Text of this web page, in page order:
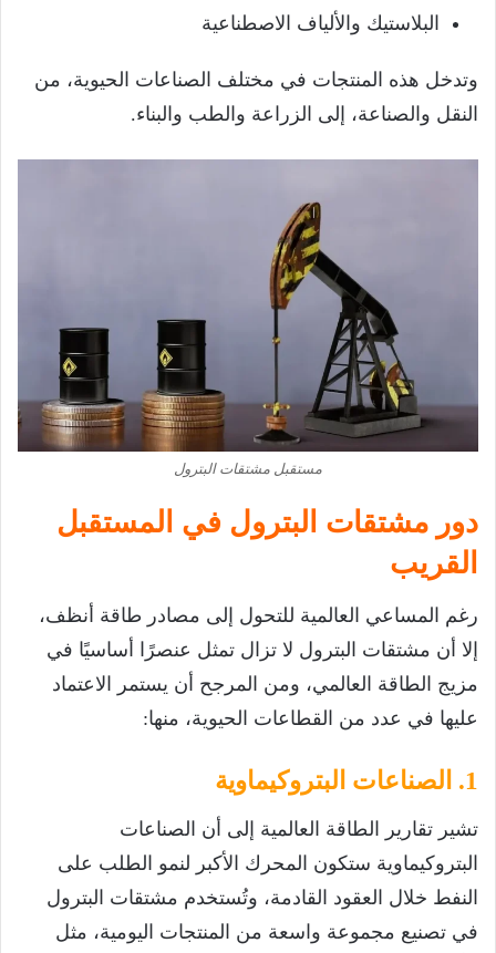
البلاستيك والألياف الاصطناعية
وتدخل هذه المنتجات في مختلف الصناعات الحيوية، من
النقل والصناعة، إلى الزراعة والطب والبناء.
مستقبل مشتقات البترول
دور مشتقات البترول في المستقبل
القريب
رغم المساعي العالمية للتحول إلى مصادر طاقة أنظف،
إلا أن مشتقات البترول لا تزال تمثل عنصرًا أساسيًا في
مزيج الطاقة العالمي، ومن المرجح أن يستمر الاعتماد
عليها في عدد من القطاعات الحيوية، منها:
1. الصناعات البتروكيماوية
تشير تقارير الطاقة العالمية إلى أن الصناعات
البتروكيماوية ستكون المحرك الأكبر لنمو الطلب على
النفط خلال العقود القادمة، وتُستخدم مشتقات البترول
في تصنيع مجموعة واسعة من المنتجات اليومية، مثل